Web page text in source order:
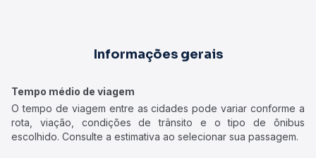
Informações gerais
Tempo médio de viagem
O tempo de viagem entre as cidades pode variar conforme a
rota, viação, condições de trânsito e o tipo de ônibus
escolhido. Consulte a estimativa ao selecionar sua passagem.